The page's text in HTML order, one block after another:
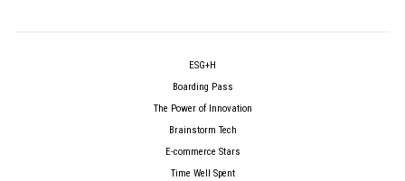
ESG+H
Boarding Pass
The Power of Innovation
Brainstorm Tech
E-commerce Stars
Time Well Spent